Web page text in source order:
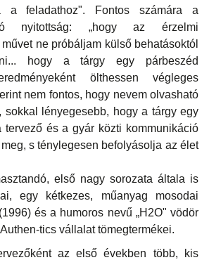
a feladathoz". Fontos számára a
nyitottság: „hogy az érzelmi
ne próbáljam külső behatásoktól
hogy a tárgy egy párbeszéd
ölthessen végleges
nem fontos, hogy nevem olvasható
sokkal lényegesebb, hogy a tárgy egy
tervező és a gyár közti kommunikáció
s ténylegesen befolyásolja az élet
első nagy sorozata általa is
egy kétkezes, műanyag mosodai
és a humoros nevű „H2O" vödör
tics vállalat tömegtermékei.
az első években több, kis